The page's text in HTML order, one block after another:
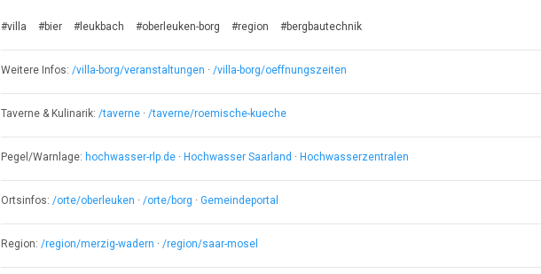
#villa #bier #leukbach #oberleuken-borg #region #bergbautechnik
Weitere Infos: /villa-borg/veranstaltungen · /villa-borg/oeffnungszeiten
Taverne & Kulinarik: /taverne · /taverne/roemische-kueche
Pegel/Warnlage: hochwasser-rlp.de · Hochwasser Saarland · Hochwasserzentralen
Ortsinfos: /orte/oberleuken · /orte/borg · Gemeindeportal
Region: /region/merzig-wadern · /region/saar-mosel